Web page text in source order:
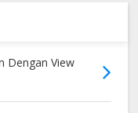
Dengan View